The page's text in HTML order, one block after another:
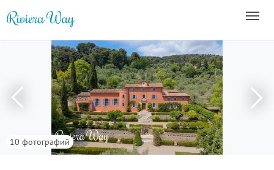
10 фотографий